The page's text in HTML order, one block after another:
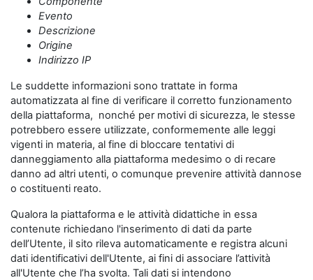
Evento
Descrizione
Origine
Indirizzo IP
Le suddette informazioni sono trattate in forma
automatizzata al fine di verificare il corretto funzionamento
della piattaforma, nonché per motivi di sicurezza, le stesse
potrebbero essere utilizzate, conformemente alle leggi
vigenti in materia, al fine di bloccare tentativi di
danneggiamento alla piattaforma medesimo o di recare
danno ad altri utenti, o comunque prevenire attività dannose
o costituenti reato.
Qualora la piattaforma e le attività didattiche in essa
contenute richiedano l'inserimento di dati da parte
dell’Utente, il sito rileva automaticamente e registra alcuni
dati identificativi dell'Utente, ai fini di associare l’attività
all'Utente che l’ha svolta. Tali dati si intendono